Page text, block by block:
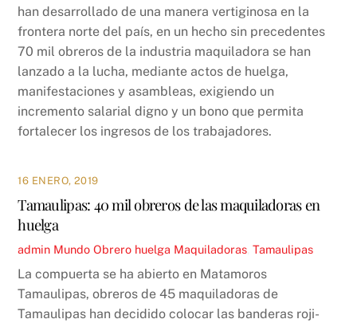
han desarrollado de una manera vertiginosa en la
frontera norte del país, en un hecho sin precedentes
70 mil obreros de la industria maquiladora se han
lanzado a la lucha, mediante actos de huelga,
manifestaciones y asambleas, exigiendo un
incremento salarial digno y un bono que permita
fortalecer los ingresos de los trabajadores.
16 ENERO, 2019
Tamaulipas: 40 mil obreros de las maquiladoras en
huelga
admin Mundo Obrero huelga Maquiladoras ,Tamaulipas
La compuerta se ha abierto en Matamoros
Tamaulipas, obreros de 45 maquiladoras de
Tamaulipas han decidido colocar las banderas roji-